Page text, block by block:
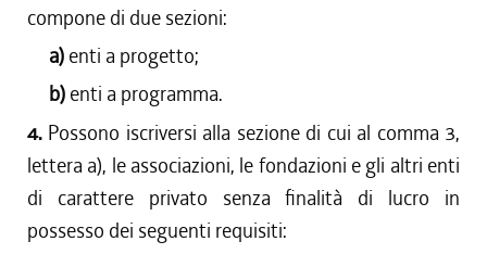
compone di due sezioni:
a) enti a progetto;
b) enti a programma.
4. Possono iscriversi alla sezione di cui al comma 3,
lettera a), le associazioni, le fondazioni e gli altri enti
di carattere privato senza finalità di lucro in
possesso dei seguenti requisiti: